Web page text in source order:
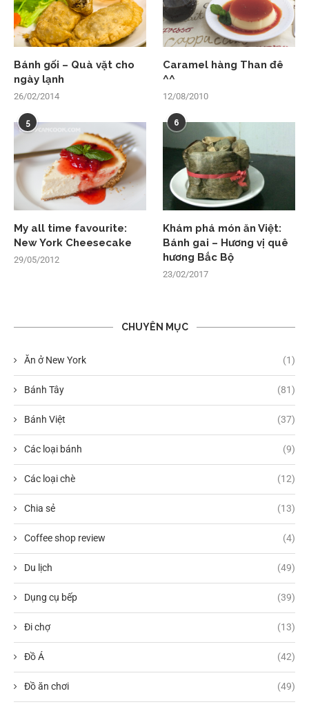
Bánh gối – Quà vặt cho
ngày lạnh
26/02/2014
Caramel hàng Than đê
^^
12/08/2010
5
My all time favourite:
New York Cheesecake
29/05/2012
6
Khám phá món ăn Việt:
Bánh gai – Hương vị quê
hương Bắc Bộ
23/02/2017
CHUYÊN MỤC
Ăn ở New York (1)
Bánh Tây (81)
Bánh Việt (37)
Các loại bánh (9)
Các loại chè (12)
Chia sẻ (13)
Coffee shop review (4)
Du lịch (49)
Dụng cụ bếp (39)
Đi chợ (13)
Đồ Á (42)
Đồ ăn chơi (49)